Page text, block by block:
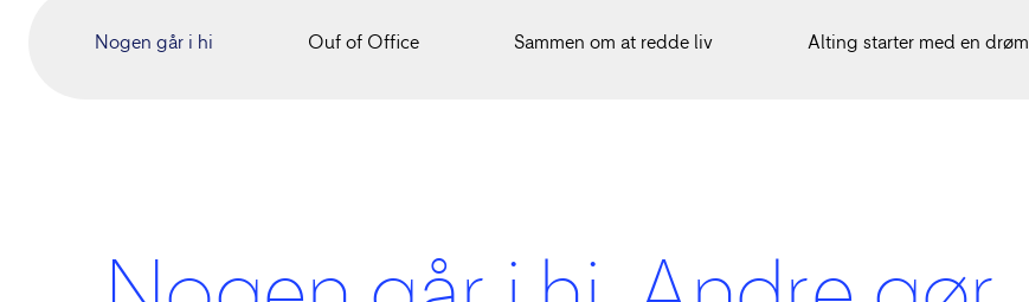
Nogen går i hi Ouf of Office Sammen om at redde liv Alting starter med en drøm